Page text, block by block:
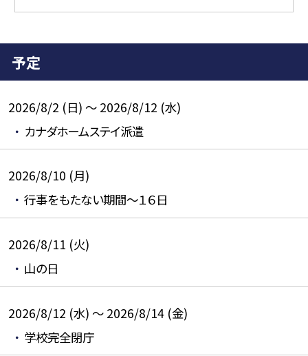
予定
2026/8/2 (日) ～ 2026/8/12 (水)
カナダホームステイ派遣
2026/8/10 (月)
行事をもたない期間～１６日
2026/8/11 (火)
山の日
2026/8/12 (水) ～ 2026/8/14 (金)
学校完全閉庁